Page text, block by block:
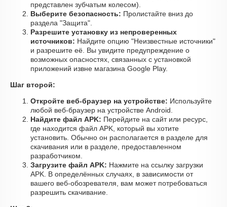
представлен зубчатым колесом).
Выберите безопасность: Пролистайте вниз до
раздела "Защита".
Разрешите установку из непроверенных
источников: Найдите опцию "Неизвестные источники"
и разрешите её. Вы увидите предупреждение о
возможных опасностях, связанных с установкой
приложений извне магазина Google Play.
Шаг второй:
Откройте веб-браузер на устройстве: Используйте
любой веб-браузер на устройстве Android.
Найдите файл APK: Перейдите на сайт или ресурс,
где находится файл APK, который вы хотите
установить. Обычно он располагается в разделе для
скачивания или в разделе, предоставленном
разработчиком.
Загрузите файл APK: Нажмите на ссылку загрузки
APK. В определённых случаях, в зависимости от
вашего веб-обозревателя, вам может потребоваться
разрешить скачивание.